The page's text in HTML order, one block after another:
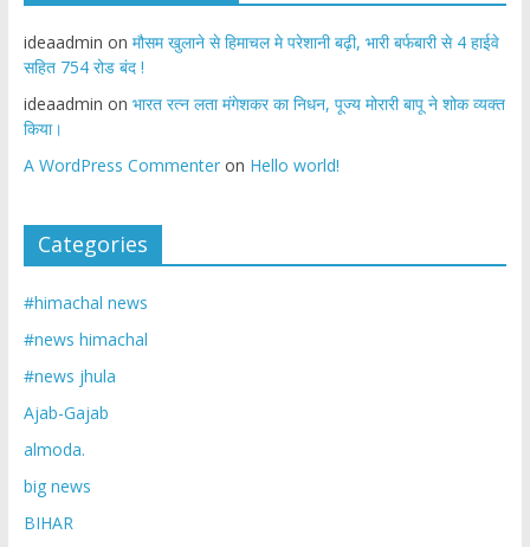
ideaadmin on मौसम खुलाने से हिमाचल मे परेशानी बढ़ी, भारी बर्फबारी से 4 हाईवे
सहित 754 रोड बंद !
ideaadmin on भारत रत्न लता मंगेशकर का निधन, पूज्य मोरारी बापू ने शोक व्यक्त
किया।
A WordPress Commenteron Hello world!
Categories
#himachal news
#news himachal
#news jhula
Ajab-Gajab
almoda.
big news
BIHAR